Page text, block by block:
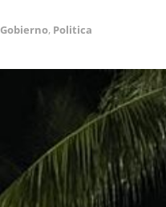
Gobierno, Politica